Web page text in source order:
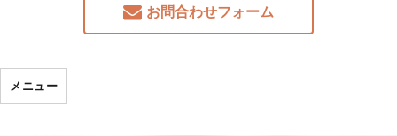
お問合わせフォーム
メニュー